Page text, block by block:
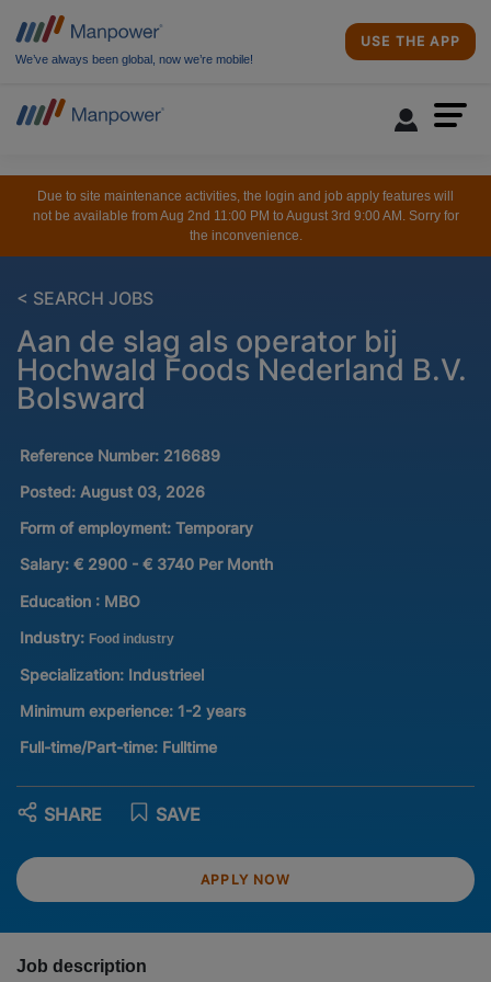
We’ve always been global, now we’re mobile!
USE THE APP
Due to site maintenance activities, the login and job apply features will
not be available from Aug 2nd 11:00 PM to August 3rd 9:00 AM. Sorry for
the inconvenience.
< SEARCH JOBS
Aan de slag als operator bij
Hochwald Foods Nederland B.V.
Bolsward
Reference Number: 216689
Posted: August 03, 2026
Form of employment: Temporary
Salary: € 2900 - € 3740 Per Month
Education : MBO
Industry: Food industry
Specialization: Industrieel
Minimum experience: 1-2 years
Full-time/Part-time: Fulltime
APPLY NOW
SAVE
SHARE
Job description